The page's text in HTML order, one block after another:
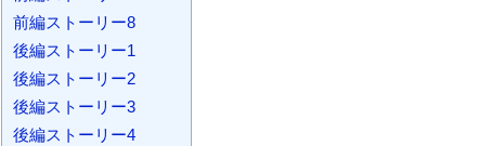
前編ストーリー8
後編ストーリー1
後編ストーリー2
後編ストーリー3
後編ストーリー4